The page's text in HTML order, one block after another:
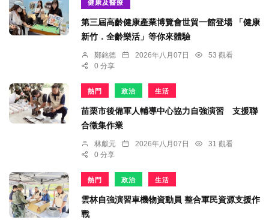
健康及醫療
第三屆高齡健康產業博覽會世貿一館登場 「健康
新竹．全齡樂活」等你來體驗
鄭銘德 2026年八月07日
53 觀看
0 分享
熱門 政治 生活
苗栗市後備軍人輔導中心協力自強演習 支援聯
合徵集作業
林獻元 2026年八月07日
31 觀看
0 分享
熱門 政治 生活
雲林自強演習車機物資動員 整合軍民資源支援作
戰